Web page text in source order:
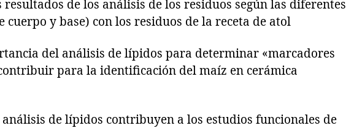
de los análisis de los residuos según las diferentes
y base) con los residuos de la receta de atol
del análisis de lípidos para determinar «marcadores
para la identificación del maíz en cerámica
de lípidos contribuyen a los estudios funcionales de